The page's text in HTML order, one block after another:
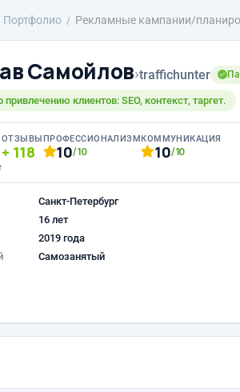
Портфолио Рекламные кампании/
Самойлов›traffichunter
привлечению клиентов: SEO, контекст, таргет.
ОТЗЫВЫ
118
ПРОФЕССИОНАЛИЗМ
10/10
КОММУНИКАЦИЯ
10/10
Санкт-Петербург
16 лет
2019 года
Самозанятый